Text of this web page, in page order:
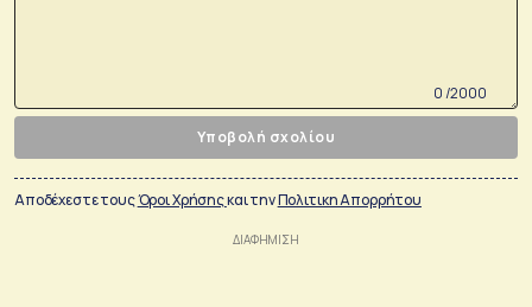
0 /2000
Υποβολή σχολίου
Αποδέχεστε τουςΌροι Χρήσηςκαι τηνΠολιτικη Απορρήτου